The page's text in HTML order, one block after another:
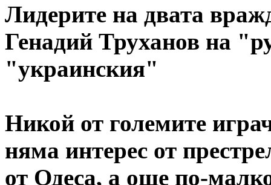
Лидерите на двата
Генадий Труханов на
"украинския"
Никой от големите
няма интерес от
от Одеса, а още по-